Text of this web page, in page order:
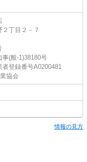
丁目２－７
(般-1)38180号
登録番号A0200481
協会
情報の見方